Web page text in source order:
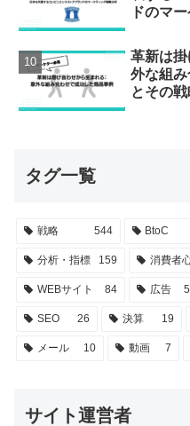
ドのマ
革新は
外な組
とその
タグ一覧
戦略 544 BtoC
分析・指標 159 消費者
WEBサイト 84 広告
SEO 26 決算 19
メール 10 動画 7
サイト運営者